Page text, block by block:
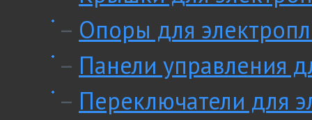
– Опоры для
– Панели управления
– Переключатели для